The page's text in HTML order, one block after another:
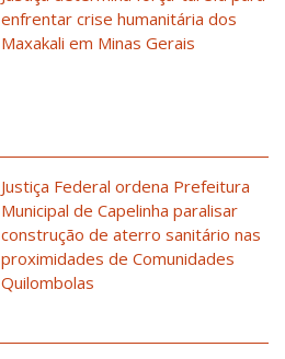
enfrentar crise humanitária dos
Maxakali em Minas Gerais
Justiça Federal ordena Prefeitura
Municipal de Capelinha paralisar
construção de aterro sanitário nas
proximidades de Comunidades
Quilombolas